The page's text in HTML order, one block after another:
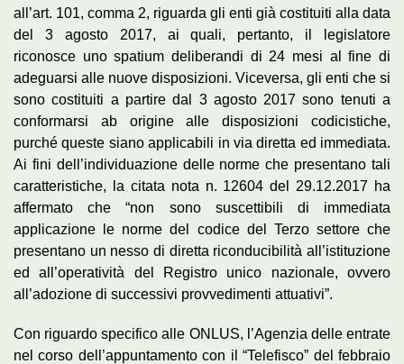
all’art. 101, comma 2, riguarda gli enti già costituiti alla data
del 3 agosto 2017, ai quali, pertanto, il legislatore
riconosce uno spatium deliberandi di 24 mesi al fine di
adeguarsi alle nuove disposizioni. Viceversa, gli enti che si
sono costituiti a partire dal 3 agosto 2017 sono tenuti a
conformarsi ab origine alle disposizioni codicistiche,
purché queste siano applicabili in via diretta ed immediata.
Ai fini dell’individuazione delle norme che presentano tali
caratteristiche, la citata nota n. 12604 del 29.12.2017 ha
affermato che “non sono suscettibili di immediata
applicazione le norme del codice del Terzo settore che
presentano un nesso di diretta riconducibilità all’istituzione
ed all’operatività del Registro unico nazionale, ovvero
all’adozione di successivi provvedimenti attuativi”.
Con riguardo specifico alle ONLUS, l’Agenzia delle entrate
nel corso dell’appuntamento con il “Telefisco” del febbraio